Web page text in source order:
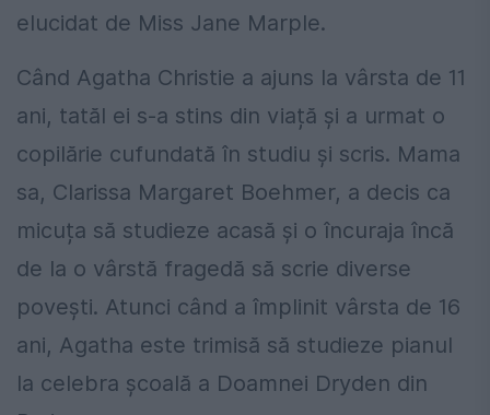
elucidat de Miss Jane Marple.
Când Agatha Christie a ajuns la vârsta de 11
ani, tatăl ei s-a stins din viață și a urmat o
copilărie cufundată în studiu și scris. Mama
sa, Clarissa Margaret Boehmer, a decis ca
micuța să studieze acasă și o încuraja încă
de la o vârstă fragedă să scrie diverse
povești. Atunci când a împlinit vârsta de 16
ani, Agatha este trimisă să studieze pianul
la celebra școală a Doamnei Dryden din